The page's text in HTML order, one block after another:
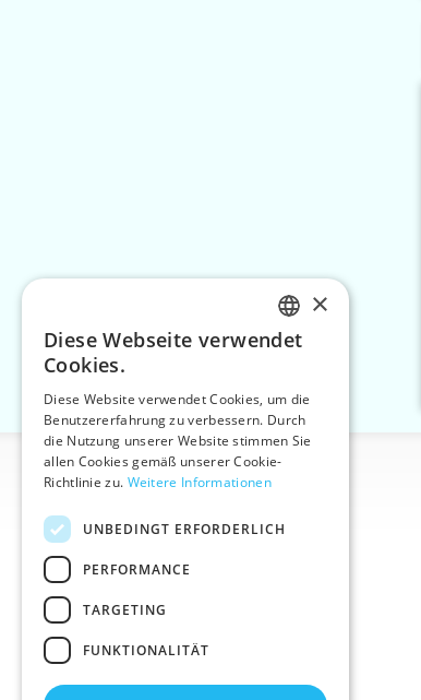
Informationen
Home
Über uns
personenbezogener Daten
CZECH
ENGLISH
×
Diese Webseite verwendet
Cookies.
Diese Website verwendet Cookies, um die
Benutzererfahrung zu verbessern. Durch
die Nutzung unserer Website stimmen Sie
allen Cookies gemäß unserer Cookie-
Richtlinie zu. Weitere Informationen
UNBEDINGT ERFORDERLICH
PERFORMANCE
TARGETING
FUNKTIONALITÄT